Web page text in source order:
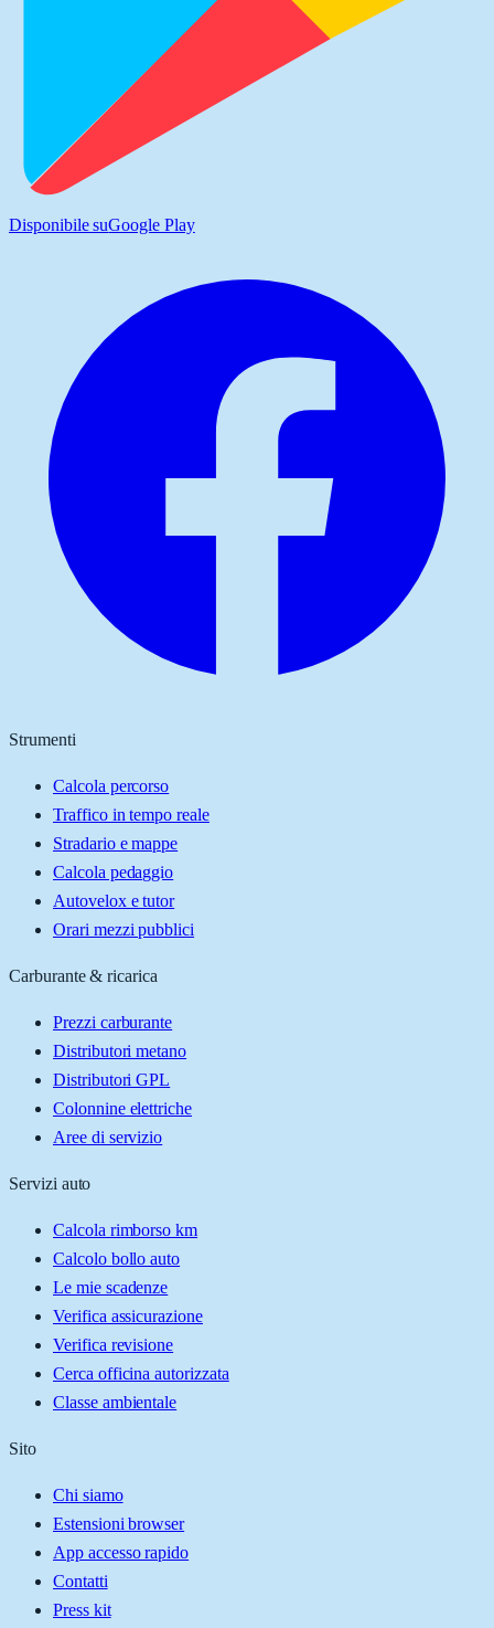
Disponibile suGoogle Play
Strumenti
Calcola percorso
Traffico in tempo reale
Stradario e mappe
Calcola pedaggio
Autovelox e tutor
Orari mezzi pubblici
Carburante & ricarica
Prezzi carburante
Distributori metano
Distributori GPL
Colonnine elettriche
Aree di servizio
Servizi auto
Calcola rimborso km
Calcolo bollo auto
Le mie scadenze
Verifica assicurazione
Verifica revisione
Cerca officina autorizzata
Classe ambientale
Sito
Chi siamo
Estensioni browser
App accesso rapido
Contatti
Press kit